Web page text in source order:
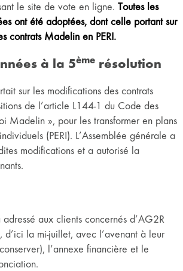
le site de vote en ligne. Toutes les
ont été adoptées, dont celle portant sur
contrats Madelin en PERI.
à la 5ème résolution
sur les modifications des contrats
de l’article L144-1 du Code des
Madelin », pour les transformer en plans
(PERI). L’Assemblée générale a
modifications et a autorisé la
aux clients concernés d’AG2R
d’ici la mi-juillet, avec l’avenant à leur
l’annexe financière et le